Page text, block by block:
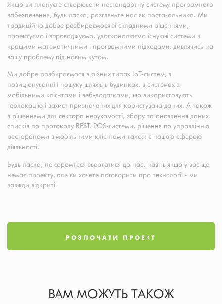
Якщо ви плануєте створювати нестандартну систему програмного
забезпечення, будь ласка, розгляньте нас як постачальника. Ми
традиційно добре розбираємося зі складними рішеннями,
проектуємо і впроваджуємо, удосконалюємо існуючі системи з
кращими математичними і програмними підходами, дивлячись на
вашу проблему під новим кутом.
Ми добре розбираємося в різних типах IoT-систем, в
позиціонуванні і пошуку шляхів в будинках, в системах з
мобільними клієнтами і веб-додатками, що використовують
геолокацію і захист призначених для користувача даних. А також
з рішеннями для сектора нерухомості, збору та оновлення даних
списків по протоколу REST. POS-системи, рішення по управлінню
ресторанами з мобільними клієнтами також є нашою сферою
діяльності.
Будь ласка, не соромтеся звертатися до нас, навіть якщо у вас ще
немає проекту, але ви хочете поговорити про технології - ми
завжди відкриті!
РОЗПОЧАТИ ПРОЕКТ
ВАМ МОЖУТЬ ТАКОЖ